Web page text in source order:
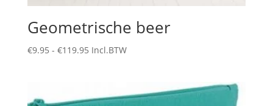
Geometrische beer
€9.95 - €119.95Prijsklasse:
Incl.BTW